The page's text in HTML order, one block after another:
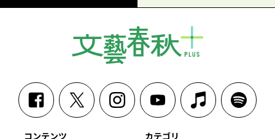
コンテンツ カテゴリ